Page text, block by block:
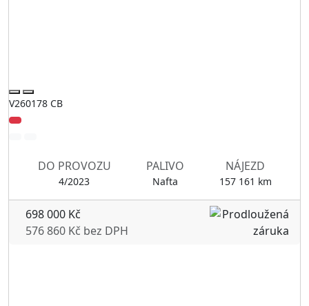
V260178 CB
DO PROVOZU
4/2023
PALIVO
Nafta
NÁJEZD
157 161 km
698 000 Kč
576 860 Kč bez DPH